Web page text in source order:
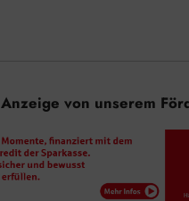
Anzeige von unserem